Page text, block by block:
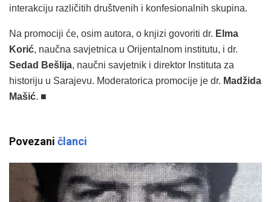
interakciju različitih društvenih i konfesionalnih skupina.
Na promociji će, osim autora, o knjizi govoriti dr. Elma
Korić, naučna savjetnica u Orijentalnom institutu, i dr.
Sedad Bešlija, naučni savjetnik i direktor Instituta za
historiju u Sarajevu. Moderatorica promocije je dr. Madžida
Mašić. ■
Povezani članci